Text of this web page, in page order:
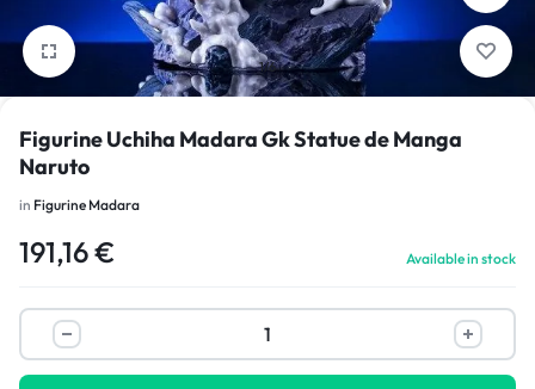
1/6
Figurine Uchiha Madara Gk Statue de Manga
Naruto
in Figurine Madara
191,16€ Available in stock